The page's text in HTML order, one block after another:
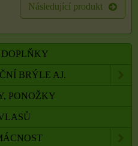
Následující produkt
BRÝLE AJ.
PONOŽKY